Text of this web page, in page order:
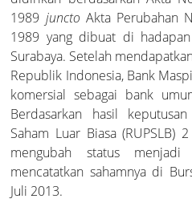
Prestasi
Testimoni
Tabungan Si Cerdas
Arthadollar
Autosaving Plan
Thai Baht Saving Account
Deposito USD
e-Deposit
Maspion Save
Giro Perorangan
Giro Hebat
Giro Perusahaan
Giro Plus
Kredit
Kredit Modal Kerja
Kredit Investasi
Kredit Konsumer
Trade Finance
L/C Ekspor
L/C Impor
Remittance
Kiriman Dana Keluar
Maspion QR
Menu Layanan
ATM
Internet Banking
Maspion Auto Payroll
Safe Deposit Box
Payment Point
Internet Banking
ATM
Susunan Dewan Komisaris
Sekretaris Perusahaan
Susunan Anggota Komite
Pedoman dan Tata Tertib
Informasi Perusahaan
Informasi Pemegang Saham
Transparansi dan Publikasi
Keterbukaan Informasi
program dan berita
informasi
promosi
1989 juncto Akta Perubahan
1989 yang dibuat di
Surabaya. Setelah
Republik Indonesia, Bank
komersial sebagai bank
Berdasarkan hasil
Saham Luar Biasa (RUPSLB)
mengubah status
mencatatkan sahamnya di
Juli 2013.